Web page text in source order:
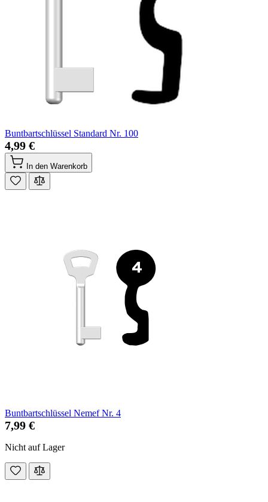
Buntbartschlüssel Standard Nr. 100
4,99 €
In den Warenkorb
Buntbartschlüssel Nemef Nr. 4
7,99 €
Nicht auf Lager